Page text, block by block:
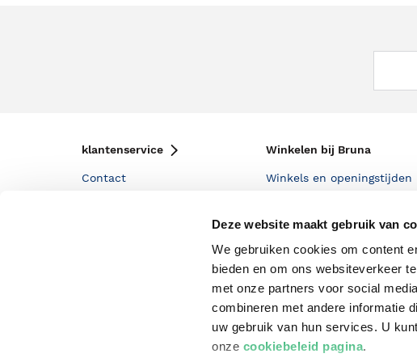
Deze website maakt gebruik van
We gebruiken cookies om content
bieden en om ons websiteverkeer
met onze partners voor social
combineren met andere informatie
uw gebruik van hun services. U
onze cookiebeleid pagina.
klantenservice
Contact
Annuleren & Retourneren
Winkelen bij Bruna
Winkels en openingstijden
Cadeaukaarten
Cadeauboxen
Staatsloterij
ING Servicepunten